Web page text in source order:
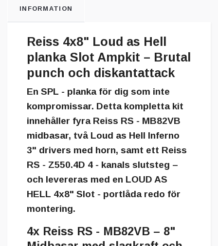
INFORMATION
Reiss 4x8" Loud as Hell
planka Slot Ampkit – Brutal
punch och diskantattack
En SPL - planka för dig som inte
kompromissar. Detta kompletta kit
innehåller fyra Reiss RS - MB82VB
midbasar, två Loud as Hell Inferno
3" drivers med horn, samt ett Reiss
RS - Z550.4D 4 - kanals slutsteg –
och levereras med en LOUD AS
HELL 4x8" Slot - portlådaredo för
montering.
4x Reiss RS - MB82VB – 8"